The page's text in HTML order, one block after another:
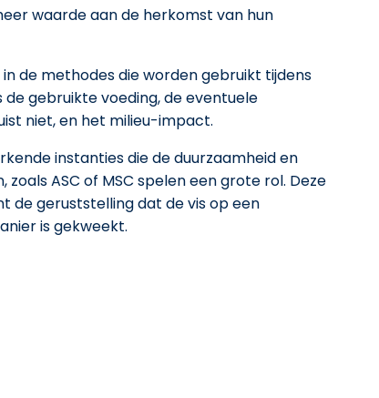
waarde aan de herkomst van hun
de methodes die worden gebruikt tijdens
de gebruikte voeding, de eventuele
niet, en het milieu-impact.
instanties die de duurzaamheid en
ASC of MSC spelen een grote rol. Deze
de geruststelling dat de vis op een
is gekweekt.